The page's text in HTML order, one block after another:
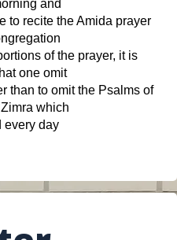
and
to recite the Amida prayer
of the prayer, it is
one omit
than to omit the Psalms of
which
every day